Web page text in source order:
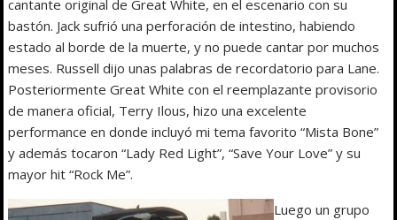
cantante original de Great White, en el escenario con su
bastón. Jack sufrió una perforación de intestino, habiendo
estado al borde de la muerte, y no puede cantar por muchos
meses. Russell dijo unas palabras de recordatorio para Lane.
Posteriormente Great White con el reemplazante provisorio
de manera oficial, Terry Ilous, hizo una excelente
performance en donde incluyó mi tema favorito “Mista Bone”
y además tocaron “Lady Red Light”, “Save Your Love” y su
mayor hit “Rock Me”.
Luego un grupo